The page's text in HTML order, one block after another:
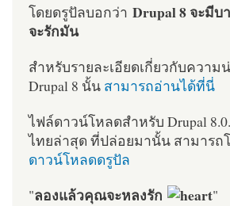
โดยดรูปัลบอกว่า Drupal 8 จะมี
จะรักมัน
สำหรับรายละเอียดเกี่ยวกับความ
Drupal 8 นั้น สามารถอ่านได้ที่นี่
ไฟล์ดาวน์โหลดสำหรับ Drupal
ไทยล่าสุด ที่ปล่อยมานั้น สามารถ
ดาวน์โหลดดรูปัล
"ลองแล้วคุณจะหลงรัก "